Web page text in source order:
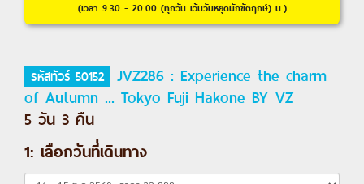
(เวลา 9.30 - 20.00 (ทุกวัน เว้นวันหยุดนักขัตฤกษ์) น.)
รหัสทัวร์ 50152
JVZ286 : Experience the charm
of Autumn ... Tokyo Fuji Hakone BY VZ
5 วัน 3 คืน
1: เลือกวันที่เดินทาง